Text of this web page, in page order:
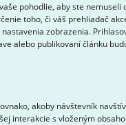
pohodlie, aby ste
toho, či váš prehliadač
zobrazenia.
alebo publikovaní článku
akoby návštevník
interakcie s vloženým